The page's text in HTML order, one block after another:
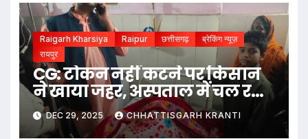
Raigarh Kharsiya Raipur छत्तीसगढ़
ब्रेकिंग न्यूज़
रायपुर
CG: टोकन नहीं कटने पर किसान
ने खाया जहर, अस्पताल में चल रहा
इलाज
DEC 29, 2025 CHHATTISGARH KRANTI